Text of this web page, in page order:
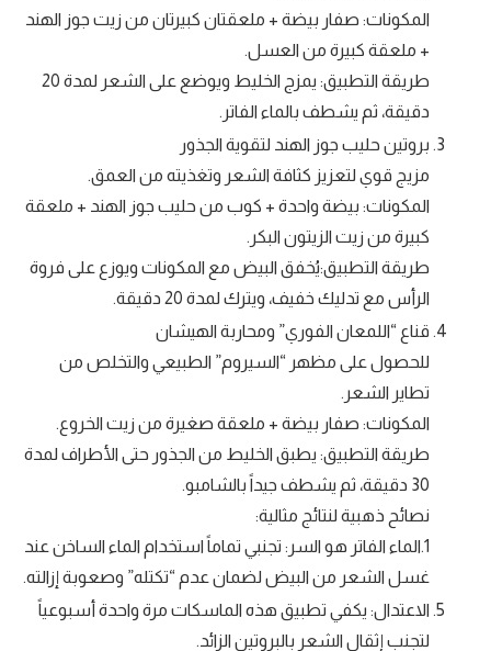
المكونات: صفار بيضة + ملعقتان كبيرتان من زيت جوز الهند
+ ملعقة كبيرة من العسل.
طريقة التطبيق: يمزج الخليط ويوضع على الشعر لمدة 20
دقيقة، ثم يشطف بالماء الفاتر.
بروتين حليب جوز الهند لتقوية الجذور
مزيج قوي لتعزيز كثافة الشعر وتغذيته من العمق.
المكونات: بيضة واحدة + كوب من حليب جوز الهند + ملعقة
كبيرة من زيت الزيتون البكر.
طريقة التطبيق:يُخفق البيض مع المكونات ويوزع على فروة
الرأس مع تدليك خفيف، ويترك لمدة 20 دقيقة.
قناع “اللمعان الفوري” ومحاربة الهيشان
للحصول على مظهر “السيروم” الطبيعي والتخلص من
تطاير الشعر.
المكونات: صفار بيضة + ملعقة صغيرة من زيت الخروع.
طريقة التطبيق: يطبق الخليط من الجذور حتى الأطراف لمدة
30 دقيقة، ثم يشطف جيداً بالشامبو.
نصائح ذهبية لنتائج مثالية:
1.الماء الفاتر هو السر: تجنبي تماماً استخدام الماء الساخن عند
غسل الشعر من البيض لضمان عدم “تكتله” وصعوبة إزالته.
الاعتدال: يكفي تطبيق هذه الماسكات مرة واحدة أسبوعياً
لتجنب إثقال الشعر بالبروتين الزائد.